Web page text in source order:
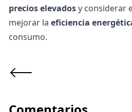
precios elevadosy considerar
mejorar la eficiencia
consumo.